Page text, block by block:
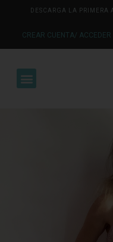
DESCARGA LA PRIMERA
CREAR CUENTA/ ACCEDER